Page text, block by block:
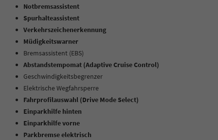
Notbremsassistent
Spurhalteassistent
Verkehrszeichenerkennung
Müdigkeitswarner
Bremsassistent (EBS)
Abstandstempomat (Adaptive Cruise Control)
Geschwindigkeitsbegrenzer
Elektrische Wegfahrsperre
Fahrprofilauswahl (Drive Mode Select)
Einparkhilfe hinten
Einparkhilfe vorne
Parkbremse elektrisch